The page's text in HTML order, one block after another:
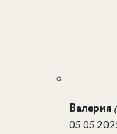
Валерия